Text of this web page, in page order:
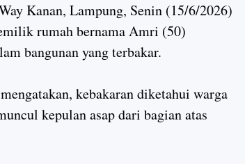
Kanan, Lampung, Senin (15/6/2026)
rumah bernama Amri (50)
bangunan yang terbakar.
kebakaran diketahui warga
kepulan asap dari bagian atas